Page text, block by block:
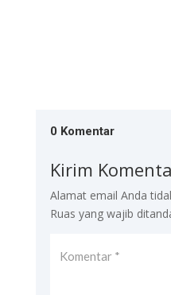
0 Komentar
Kirim
Alamat email Anda
Ruas yang wajib